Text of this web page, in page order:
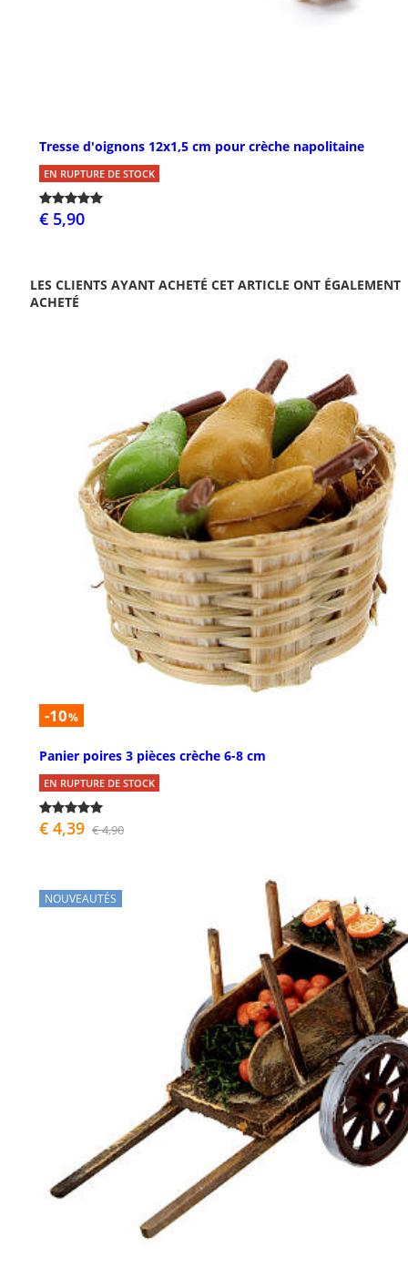
Tresse d'oignons 12x1,5 cm pour crèche napolitaine
EN RUPTURE DE STOCK
€ 5,90
LES CLIENTS AYANT ACHETÉ CET ARTICLE ONT ÉGALEMENT
ACHETÉ
-10%
Panier poires 3 pièces crèche 6-8 cm
EN RUPTURE DE STOCK
€ 4,39 € 4,90
NOUVEAUTÉS